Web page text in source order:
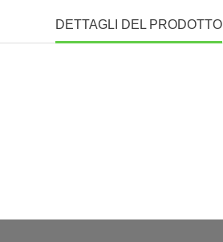
DETTAGLI DEL PRODOTTO